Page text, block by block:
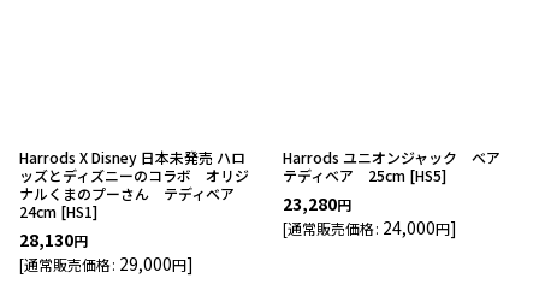
Harrods X Disney 日本未発売 ハロ
ッズとディズニーのコラボ オリジ
ナルくまのプーさん テディベア
24cm [HS1]
28,130円
[通常販売価格: 29,000円]
Harrods ユニオンジャック ベア
テディベア 25cm [HS5]
23,280円
[通常販売価格: 24,000円]